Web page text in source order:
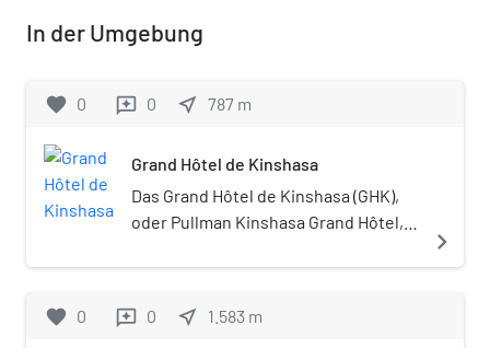
In der Umgebung
favorite 0 reviews 0 near_me 787 m
Grand Hôtel de Kinshasa
Das Grand Hôtel de Kinshasa (GHK),
oder Pullman Kinshasa Grand Hôtel,
Demokratischen Republik Kongo. Es
Batetela, im Nordwesten der
navigate_next
favorite 0 reviews 0 near_me 1.583 m